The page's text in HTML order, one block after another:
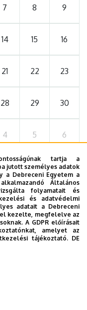
7 8 9
14 15 16
21 22 23
28 29 30
4 5 6
szeptember 19-
diplomaosztó
A Multimédia
youtube-on
tartja a
jutott személyes adatok
a Debreceni Egyetem a
Általános
folyamatait és
és adatvédelmi
adatait a Debreceni
kezelte, megfelelve az
A GDPR előírásait
amelyet az
tájékoztató. DE